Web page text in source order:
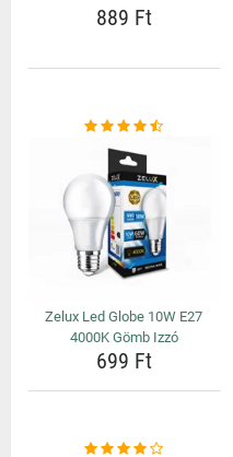
889 Ft
Zelux Led Globe 10W E27
4000K Gömb Izzó
699 Ft